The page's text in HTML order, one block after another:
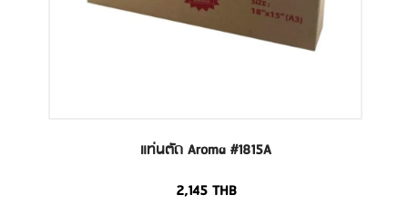
แท่นตัด Aroma #1815A
2,145 THB